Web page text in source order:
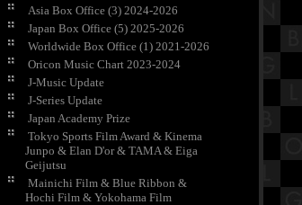
Asia Box Office (3) 2024-2026
Japan Box Office (5) 2025-2026
Worldwide Box Office (1) 2021-2026
Oricon Music Chart 2023-2024
J-Music Update
J-Series Update
Japan Academy Prize
Tokyo Sports Film Award & Kinema
Junpo & Elan D'or & TAMA & Eiga
Geijutsu
Mainichi Film & Blue Ribbon &
Hochi Film & Yokohama Film